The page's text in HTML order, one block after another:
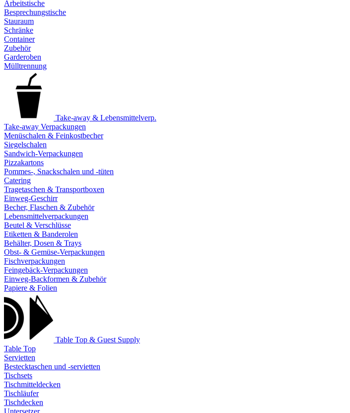
Arbeitstische
Besprechungstische
Stauraum
Schränke
Container
Zubehör
Garderoben
Mülltrennung
Take-away & Lebensmittelverp.
Take-away Verpackungen
Menüschalen & Feinkostbecher
Siegelschalen
Sandwich-Verpackungen
Pizzakartons
Pommes-, Snackschalen und -tüten
Catering
Tragetaschen & Transportboxen
Einweg-Geschirr
Becher, Flaschen & Zubehör
Lebensmittelverpackungen
Beutel & Verschlüsse
Etiketten & Banderolen
Behälter, Dosen & Trays
Obst- & Gemüse-Verpackungen
Fischverpackungen
Feingebäck-Verpackungen
Einweg-Backformen & Zubehör
Papiere & Folien
Table Top & Guest Supply
Table Top
Servietten
Bestecktaschen und -servietten
Tischsets
Tischmitteldecken
Tischläufer
Tischdecken